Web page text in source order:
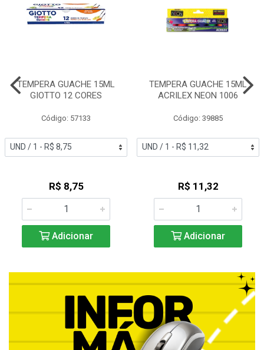
TEMPERA GUACHE 15ML
GIOTTO 12 CORES
Código: 57133
R$ 8,75
Adicionar
TEMPERA GUACHE 15ML
ACRILEX NEON 1006
Código: 39885
R$ 11,32
Adicionar